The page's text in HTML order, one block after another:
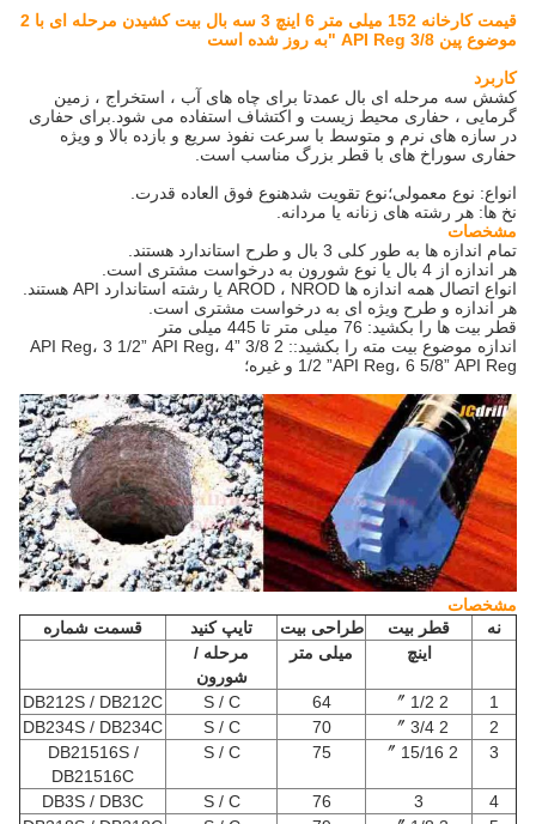
قیمت کارخانه 152 میلی متر 6 اینچ 3 سه بال بیت کشیدن مرحله ای با 2
موضوع پین API Reg 3/8 "به روز شده است
کاربرد
کشش سه مرحله ای بال عمدتا برای چاه های آب ، استخراج ، زمین
گرمایی ، حفاری محیط زیست و اکتشاف استفاده می شود.برای حفاری
در سازه های نرم و متوسط ​​با سرعت نفوذ سریع و بازده بالا و ویژه
حفاری سوراخ های با قطر بزرگ مناسب است.
انواع: نوع معمولی؛نوع تقویت شدهنوع فوق العاده قدرت.
نخ ها: هر رشته های زنانه یا مردانه.
مشخصات
تمام اندازه ها به طور کلی 3 بال و طرح استاندارد هستند.
هر اندازه از 4 بال یا نوع شورون به درخواست مشتری است.
انواع اتصال همه اندازه ها AROD ، NROD یا رشته استاندارد API هستند.
هر اندازه و طرح ویژه ای به درخواست مشتری است.
قطر بیت ها را بکشید: 76 میلی متر تا 445 میلی متر
اندازه موضوع بیت مته را بکشید:: 2 3/8 ”API Reg، 3 1/2” API Reg، 4
1/2 ”API Reg، 6 5/8” API Reg و غیره؛
مشخصات
نه
قطر بیت طراحی بیت تایپ کنید
قسمت شماره
اینچ
میلی متر
مرحله /
شورون
64
S / C
DB212S / DB212C
70
S / C
DB234S / DB234C
75
S / C
DB21516S /
DB21516C
4
76
S / C
DB3S / DB3C